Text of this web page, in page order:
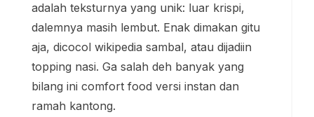
adalah teksturnya yang unik: luar krispi,
dalemnya masih lembut. Enak dimakan gitu
aja, dicocol wikipedia sambal, atau dijadiin
topping nasi. Ga salah deh banyak yang
bilang ini comfort food versi instan dan
ramah kantong.